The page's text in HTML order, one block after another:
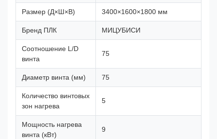
Размер (Д×Ш×В) 3400×1600×1800 мм
Бренд ПЛК МИЦУБИСИ
Соотношение L/D
винта
75
Диаметр винта (мм) 75
Количество винтовых
зон нагрева
5
Мощность нагрева
винта (кВт)
9